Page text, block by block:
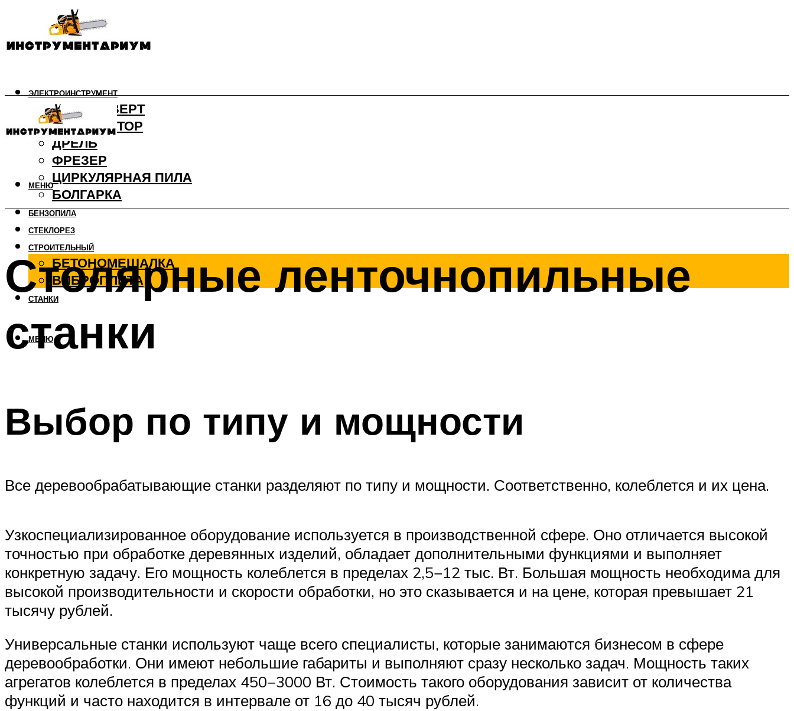
ЭЛЕКТРОИНСТРУМЕНТ
ШУРУПОВЕРТ
ПЕРФОРАТОР
ДРЕЛЬ
ФРЕЗЕР
ЦИРКУЛЯРНАЯ ПИЛА
БОЛГАРКА
БЕНЗОПИЛА
СТЕКЛОРЕЗ
СТРОИТЕЛЬНЫЙ
БЕТОНОМЕШАЛКА
ВИБРОПЛИТА
СТАНКИ
МЕНЮ
МЕНЮ
Столярные ленточнопильные
станки
Выбор по типу и мощности
Все деревообрабатывающие станки разделяют по типу и мощности. Соответственно, колеблется и их цена.
Узкоспециализированное оборудование используется в производственной сфере. Оно отличается высокой
точностью при обработке деревянных изделий, обладает дополнительными функциями и выполняет
конкретную задачу. Его мощность колеблется в пределах 2,5−12 тыс. Вт. Большая мощность необходима для
высокой производительности и скорости обработки, но это сказывается и на цене, которая превышает 21
тысячу рублей.
Универсальные станки используют чаще всего специалисты, которые занимаются бизнесом в сфере
деревообработки. Они имеют небольшие габариты и выполняют сразу несколько задач. Мощность таких
агрегатов колеблется в пределах 450−3000 Вт. Стоимость такого оборудования зависит от количества
функций и часто находится в интервале от 16 до 40 тысяч рублей.